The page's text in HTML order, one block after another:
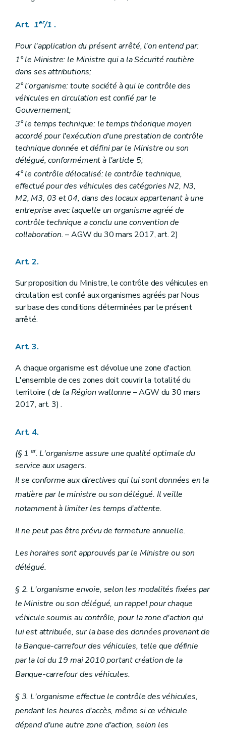
Art. 1er/1 .
Pour l'application du présent arrêté, l'on entend par:
1° le Ministre: le Ministre qui a la Sécurité routière
dans ses attributions;
2° l'organisme: toute société à qui le contrôle des
véhicules en circulation est confié par le
Gouvernement;
3° le temps technique: le temps théorique moyen
accordé pour l'exécution d'une prestation de contrôle
technique donnée et défini par le Ministre ou son
délégué, conformément à l'article 5;
4° le contrôle délocalisé: le contrôle technique,
effectué pour des véhicules des catégories N2, N3,
M2, M3, 03 et 04, dans des locaux appartenant à une
entreprise avec laquelle un organisme agréé de
contrôle technique a conclu une convention de
collaboration.– AGW du 30 mars 2017, art. 2)
Art. 2.
Sur proposition du Ministre, le contrôle des véhicules en
circulation est confié aux organismes agréés par Nous
sur base des conditions déterminées par le présent
arrêté.
Art. 3.
A chaque organisme est dévolue une zone d'action.
L'ensemble de ces zones doit couvrir la totalité du
territoire (de la Région wallonne – AGW du 30 mars
2017, art. 3) .
Art. 4.
(§ 1er. L'organisme assure une qualité optimale du
service aux usagers.
Il se conforme aux directives qui lui sont données en la
matière par le ministre ou son délégué. Il veille
notamment à limiter les temps d'attente.
Il ne peut pas être prévu de fermeture annuelle.
Les horaires sont approuvés par le Ministre ou son
délégué.
§ 2. L'organisme envoie, selon les modalités fixées par
le Ministre ou son délégué, un rappel pour chaque
véhicule soumis au contrôle, pour la zone d'action qui
lui est attribuée, sur la base des données provenant de
la Banque-carrefour des véhicules, telle que définie
par la loi du 19 mai 2010 portant création de la
Banque-carrefour des véhicules.
§ 3. L'organisme effectue le contrôle des véhicules,
pendant les heures d'accès, même si ce véhicule
dépend d'une autre zone d'action, selon les